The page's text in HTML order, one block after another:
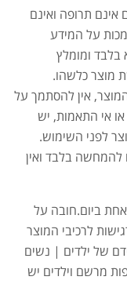
אינם תרופה ואינם
על המידע
בלבד ומומלץ
מוצר כלשהו.
אין להסתמך על
או אי התאמות, יש
לפני השימוש.
להמחשה בלבד ואין
מטבליה אחת ביום.חובה על
לרכיבי המוצר
של ילדים | נשים
מרשם וילדים יש
₪320.00
₪239.00